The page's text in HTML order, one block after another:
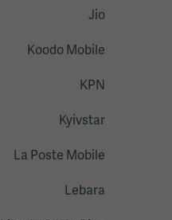
Jio
Koodo Mobile
KPN
Kyivstar
La Poste Mobile
Lebara